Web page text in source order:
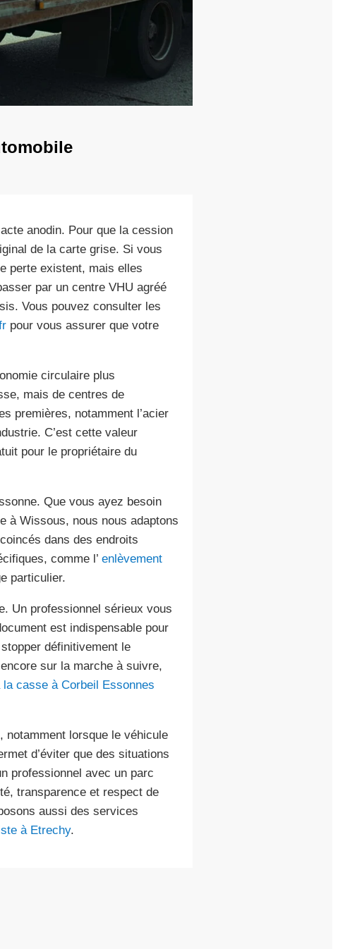
anodin. Pour que la cession
de la carte grise. Si vous
perte existent, mais elles
par un centre VHU agréé
Vous pouvez consulter les
pour vous assurer que votre
circulaire plus
mais de centres de
premières, notamment l’acier
C’est cette valeur
pour le propriétaire du
Que vous ayez besoin
à Wissous, nous nous adaptons
dans des endroits
comme l’ enlèvement
particulier.
Un professionnel sérieux vous
est indispensable pour
définitivement le
sur la marche à suivre,
casse à Corbeil Essonnes
notamment lorsque le véhicule
d’éviter que des situations
professionnel avec un parc
transparence et respect de
aussi des services
à Etrechy.